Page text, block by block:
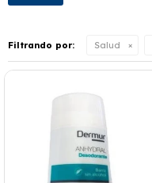
Filtrando por: Salud